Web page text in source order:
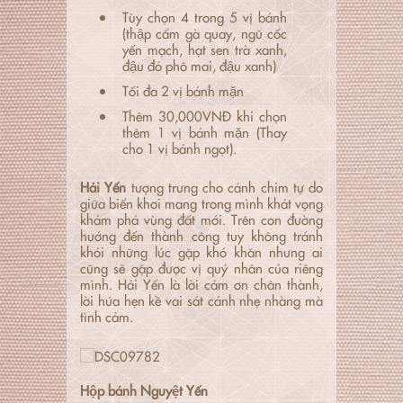
Tùy chọn 4 trong 5 vị bánh
(thập cẩm gà quay, ngũ cốc
yến mạch, hạt sen trà xanh,
đậu đỏ phô mai, đậu xanh)
Tối đa 2 vị bánh mặn
Thêm 30,000VNĐ khi chọn
thêm 1 vị bánh mặn (Thay
cho 1 vị bánh ngọt).
Hải Yến tượng trưng cho cánh chim tự do
giữa biển khơi mang trong mình khát vọng
khám phá vùng đất mới. Trên con đường
hướng đến thành công tuy không tránh
khỏi những lúc gặp khó khăn nhưng ai
cũng sẽ gặp được vị quý nhân của riêng
mình. Hải Yến là lời cảm ơn chân thành,
lời hứa hẹn kề vai sát cánh nhẹ nhàng mà
tình cảm.
Hộp bánh Nguyệt Yến